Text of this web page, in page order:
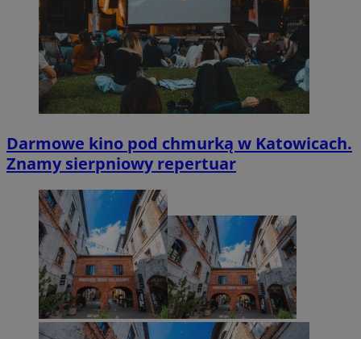
Darmowe kino pod chmurką w Katowicach.
Znamy sierpniowy repertuar